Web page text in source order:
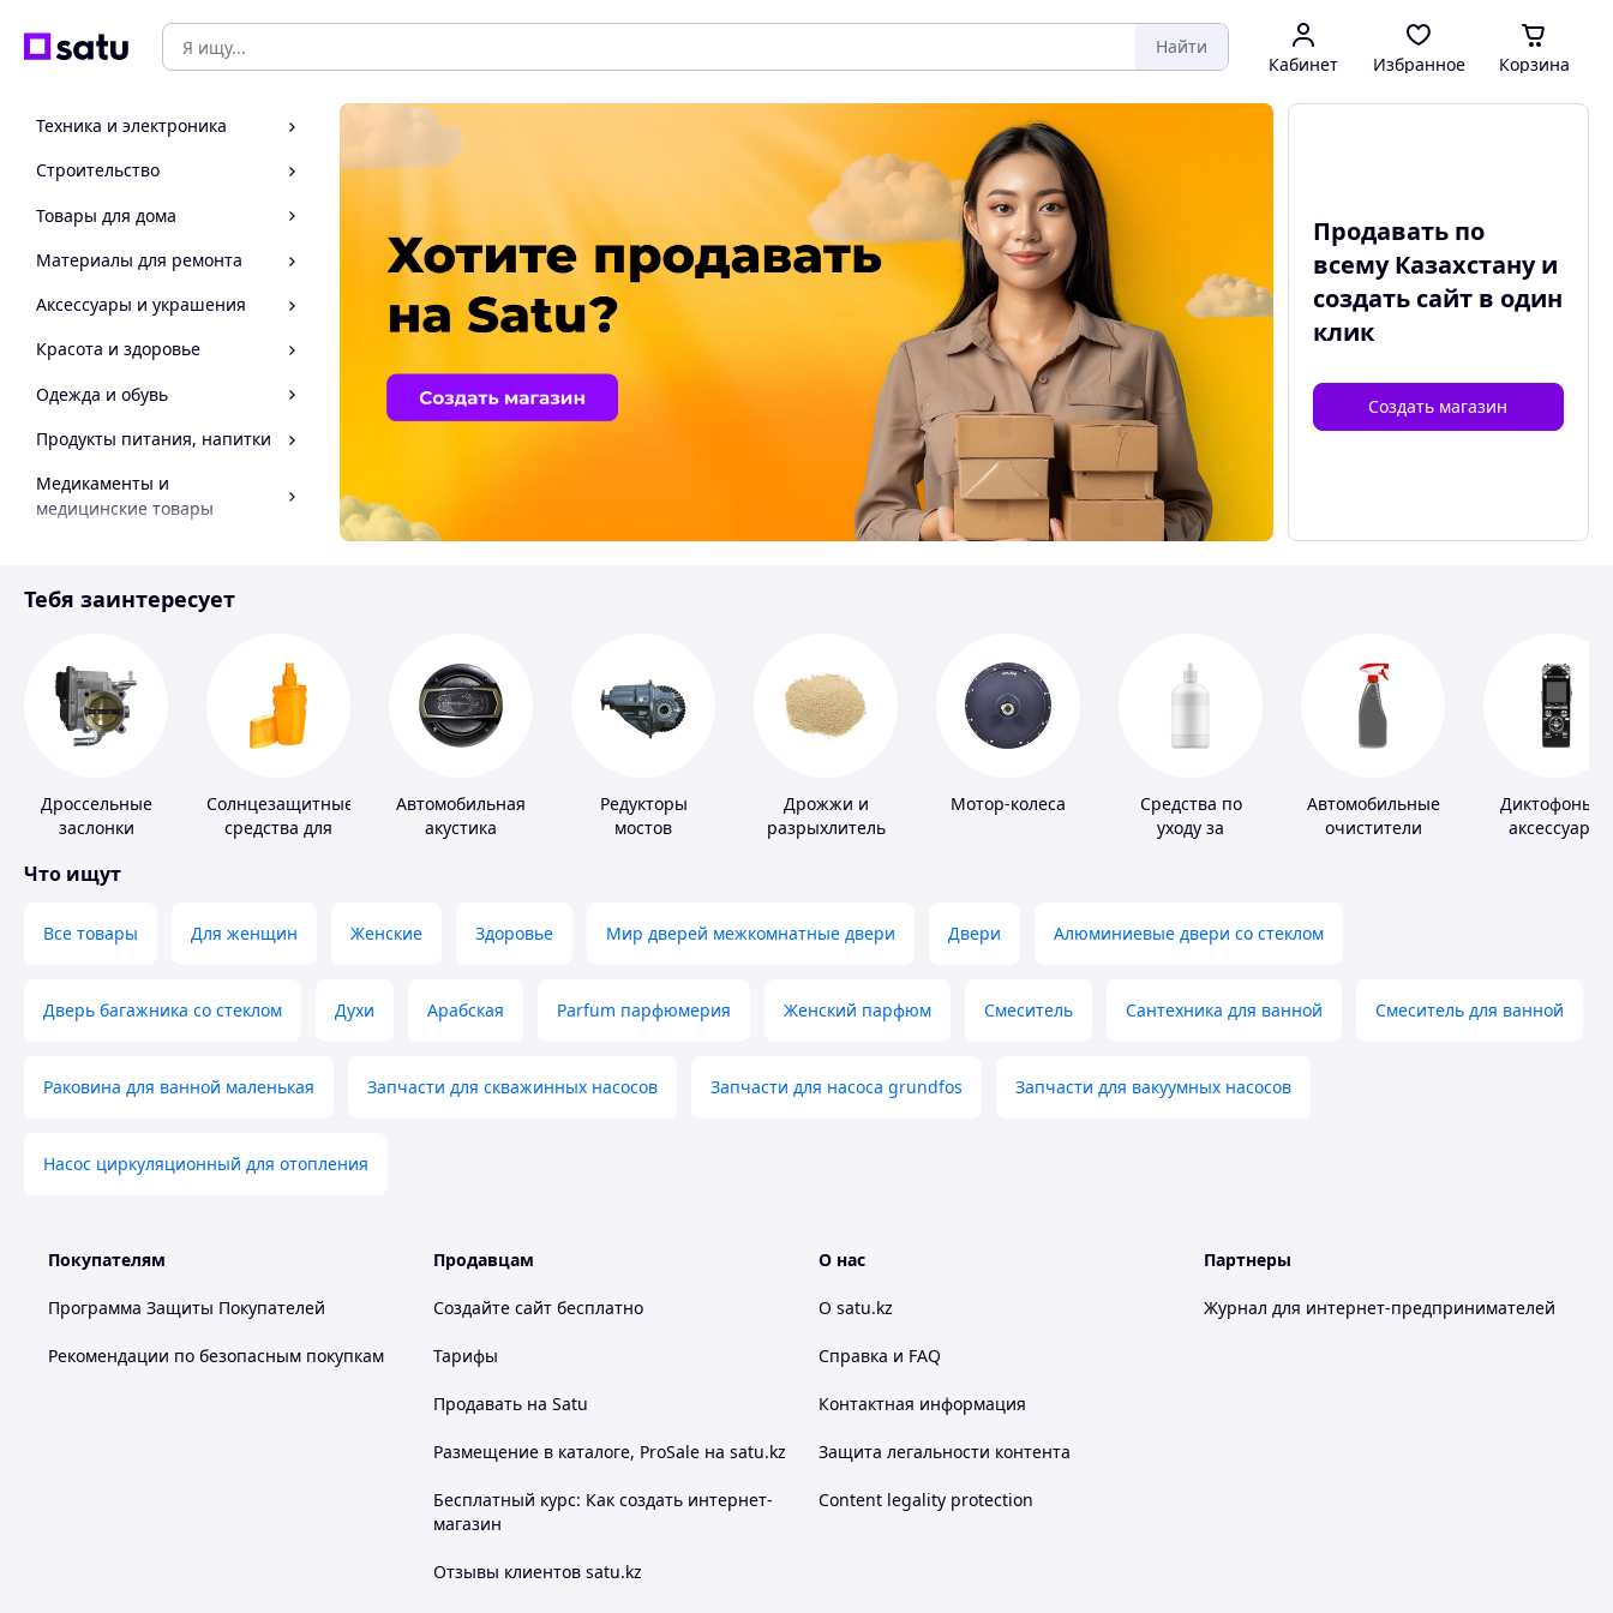
Найти
Кабинет Избранное Корзина
Техника и электроника
Строительство
Товары для дома
Материалы для ремонта
Аксессуары и украшения
Красота и здоровье
Одежда и обувь
Продукты питания, напитки
Медикаменты и
медицинские товары
Инструмент
Продавать по
всему Казахстану и
создать сайтв один
клик
Создать магазин
Тебя заинтересует
Дроссельные
заслонки
Солнцезащитные
средства для
Автомобильная
акустика
Редукторы
мостов
Дрожжи и
разрыхлитель
Мотор-колеса
Средства по
уходу за
Автомобильные
очистители
Диктофоны и
аксессуары
Что ищут
Все товары Для женщин Женские Здоровье Мир дверей межкомнатные двери Двери Алюминиевые двери со стеклом
Дверь багажника со стеклом Духи Арабская Parfum парфюмерия Женский парфюм Смеситель Сантехника для ванной Смеситель для ванной
Раковина для ванной маленькая Запчасти для скважинных насосов Запчасти для насоса grundfos Запчасти для вакуумных насосов
Насос циркуляционный для отопления
Покупателям
Программа Защиты Покупателей
Рекомендации по безопасным покупкам
Продавцам
Создайте сайт бесплатно
Тарифы
Продавать на Satu
Размещение в каталоге, ProSale на satu.kz
Бесплатный курс: Как создать интернет-
магазин
Отзывы клиентов satu.kz
О нас
О satu.kz
Справка и FAQ
Контактная информация
Защита легальности контента
Content legality protection
Партнеры
Журнал для интернет-предпринимателей